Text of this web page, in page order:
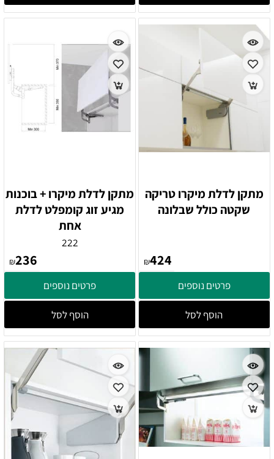
מתקן לדלת מיקרו טריקה
שקטה כולל שבלונה
₪424
פרטים נוספים
הוסף לסל
מתקן לדלת מיקרו + בוכנות
מגיע זוג קומפלט לדלת
אחת
222
₪236
פרטים נוספים
הוסף לסל